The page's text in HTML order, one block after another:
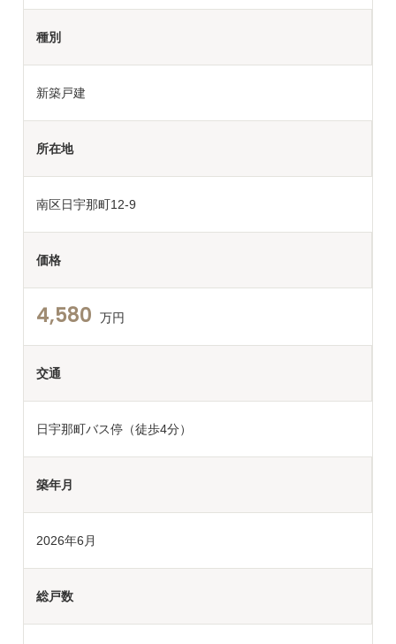
種別
新築戸建
所在地
南区日宇那町12-9
価格
4,580 万円
交通
日宇那町バス停（徒歩4分）
築年月
2026年6月
総戸数